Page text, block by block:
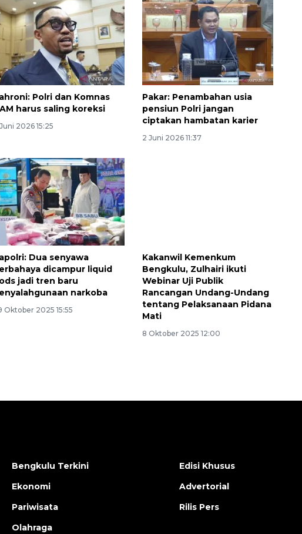
Polri dan Komnas
harus saling koreksi
2026 15:25
Pakar: Penambahan usia
pensiun Polri jangan
ciptakan hambatan karier
2 Juni 2026 11:37
Dua senyawa
dicampur liquid
jadi tren baru
narkoba
Oktober 2025 15:55
Kakanwil Kemenkum
Bengkulu, Zulhairi ikuti
Webinar Uji Publik
Rancangan Undang-Undang
tentang Pelaksanaan Pidana
Mati
8 Oktober 2025 12:00
Sinyal positif perekonomian
Indonesia
2026-08-05 15:00:00
Bengkulu Terkini
Ekonomi
Pariwisata
Olahraga
Edisi Khusus
Advertorial
Rilis Pers